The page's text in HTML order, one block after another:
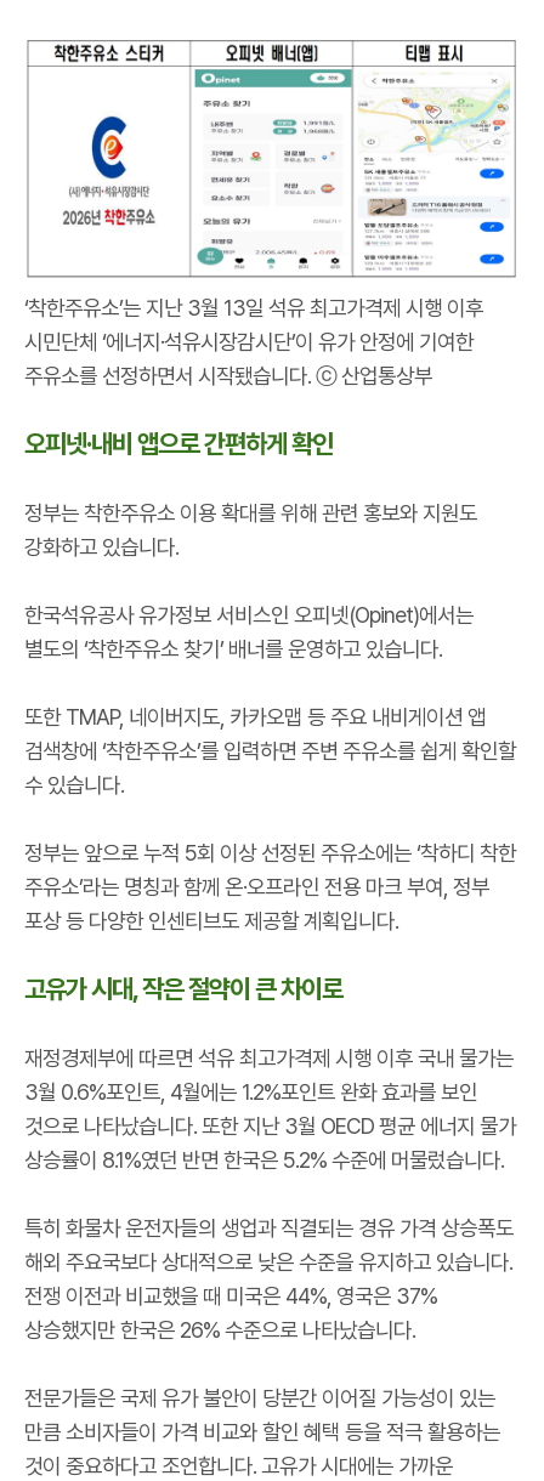
‘착한주유소’는 지난 3월 13일 석유 최고가격제 시행 이후
시민단체 ‘에너지·석유시장감시단’이 유가 안정에 기여한
주유소를 선정하면서 시작됐습니다. ⓒ 산업통상부
오피넷·내비 앱으로 간편하게 확인
정부는 착한주유소 이용 확대를 위해 관련 홍보와 지원도
강화하고 있습니다.
한국석유공사 유가정보 서비스인 오피넷(Opinet)에서는
별도의 ‘착한주유소 찾기’ 배너를 운영하고 있습니다.
또한 TMAP, 네이버지도, 카카오맵 등 주요 내비게이션 앱
검색창에 ‘착한주유소’를 입력하면 주변 주유소를 쉽게 확인할
수 있습니다.
정부는 앞으로 누적 5회 이상 선정된 주유소에는 ‘착하디 착한
주유소’라는 명칭과 함께 온·오프라인 전용 마크 부여, 정부
포상 등 다양한 인센티브도 제공할 계획입니다.
고유가 시대, 작은 절약이 큰 차이로
재정경제부에 따르면 석유 최고가격제 시행 이후 국내 물가는
3월 0.6%포인트, 4월에는 1.2%포인트 완화 효과를 보인
것으로 나타났습니다. 또한 지난 3월 OECD 평균 에너지 물가
상승률이 8.1%였던 반면 한국은 5.2% 수준에 머물렀습니다.
특히 화물차 운전자들의 생업과 직결되는 경유 가격 상승폭도
해외 주요국보다 상대적으로 낮은 수준을 유지하고 있습니다.
전쟁 이전과 비교했을 때 미국은 44%, 영국은 37%
상승했지만 한국은 26% 수준으로 나타났습니다.
전문가들은 국제 유가 불안이 당분간 이어질 가능성이 있는
만큼 소비자들이 가격 비교와 할인 혜택 등을 적극 활용하는
것이 중요하다고 조언합니다. 고유가 시대에는 가까운